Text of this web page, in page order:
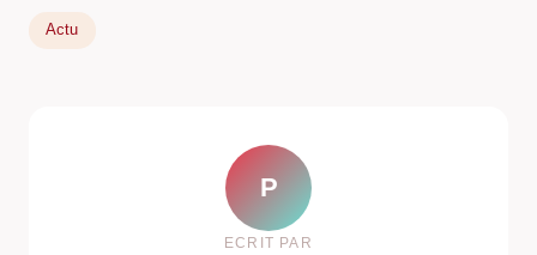
Actu
P
ECRIT PAR